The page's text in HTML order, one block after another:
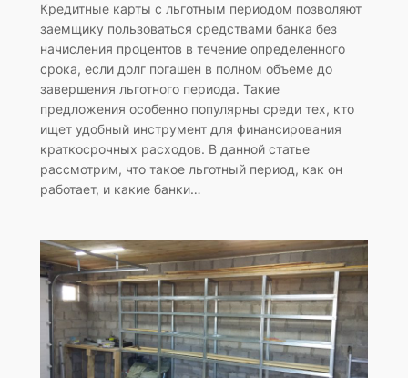
Кредитные карты с льготным периодом позволяют
заемщику пользоваться средствами банка без
начисления процентов в течение определенного
срока, если долг погашен в полном объеме до
завершения льготного периода. Такие
предложения особенно популярны среди тех, кто
ищет удобный инструмент для финансирования
краткосрочных расходов. В данной статье
рассмотрим, что такое льготный период, как он
работает, и какие банки…